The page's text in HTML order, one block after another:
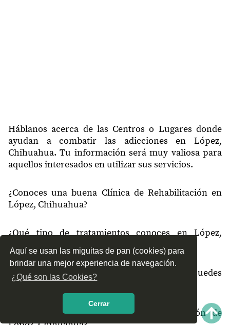
Aquí se usan las miguitas de pan (cookies) para
brindar una mejor experiencia de navegación.
¿Qué son las Cookies?
Cerrar
Háblanos acerca de las Centros o Lugares donde
ayudan a combatir las adicciones en López,
Chihuahua. Tu información será muy valiosa para
aquellos interesados en utilizar sus servicios.
¿Conoces una buena Clínica de Rehabilitación en
López, Chihuahua?
¿Qué tipo de tratamientos conoces en López,
Chihuahua?
¿Cómo es el servicio de las Clínicas que puedes
encontrar en López, Chihuahua?
¿Recomiendas las Clínicas de Rehabilitación de